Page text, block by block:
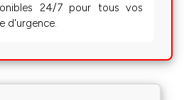
24/7 pour tous vos
d'urgence.